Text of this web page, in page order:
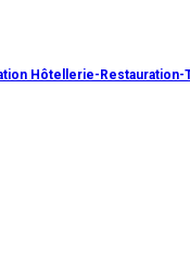
Hôtellerie-Restauration-